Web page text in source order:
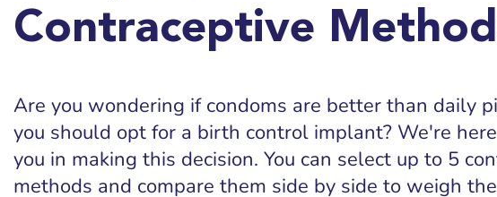
Contraceptive
Are you wondering if condoms are better than daily
you should opt for a birth control implant? We're
you in making this decision. You can select up to 5
methods and compare them side by side to weigh